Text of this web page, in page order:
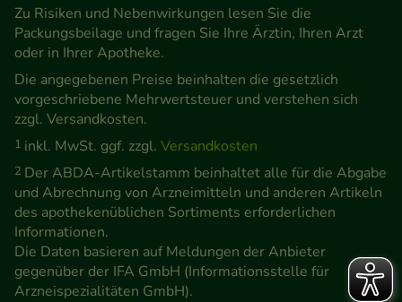
Zu Risiken und Nebenwirkungen lesen Sie die
Packungsbeilage und fragen Sie Ihre Ärztin, Ihren Arzt
oder in Ihrer Apotheke.
Die angegebenen Preise beinhalten die gesetzlich
vorgeschriebene Mehrwertsteuer und verstehen sich
zzgl. Versandkosten.
1 inkl. MwSt. ggf. zzgl. Versandkosten
2 Der ABDA-Artikelstamm beinhaltet alle für die Abgabe
und Abrechnung von Arzneimitteln und anderen Artikeln
des apothekenüblichen Sortiments erforderlichen
Informationen.
Die Daten basieren auf Meldungen der Anbieter
gegenüber der IFA GmbH (Informationsstelle für
Arzneispezialitäten GmbH).